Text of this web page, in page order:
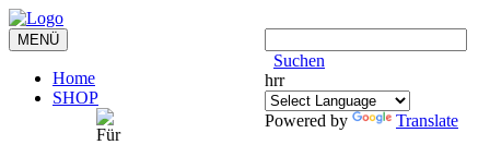
Suchen
hrr
Powered by Translate
Toggle
navigation
MENÜ
Home
SHOP